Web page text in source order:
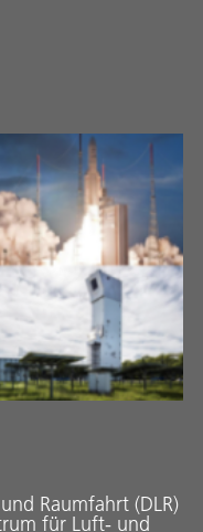
Raumfahrt (DLR)
für Luft- und